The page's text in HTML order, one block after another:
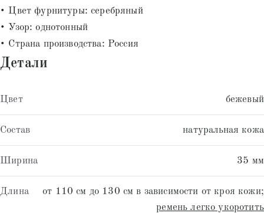
• Цвет фурнитуры: серебряный
• Узор: однотонный
• Страна производства: Россия
Детали
Цвет бежевый
Состав натуральная кожа
Ширина 35 мм
Длина
от 110 см до 130 см в зависимости от кроя кожи;
ремень легко укоротить